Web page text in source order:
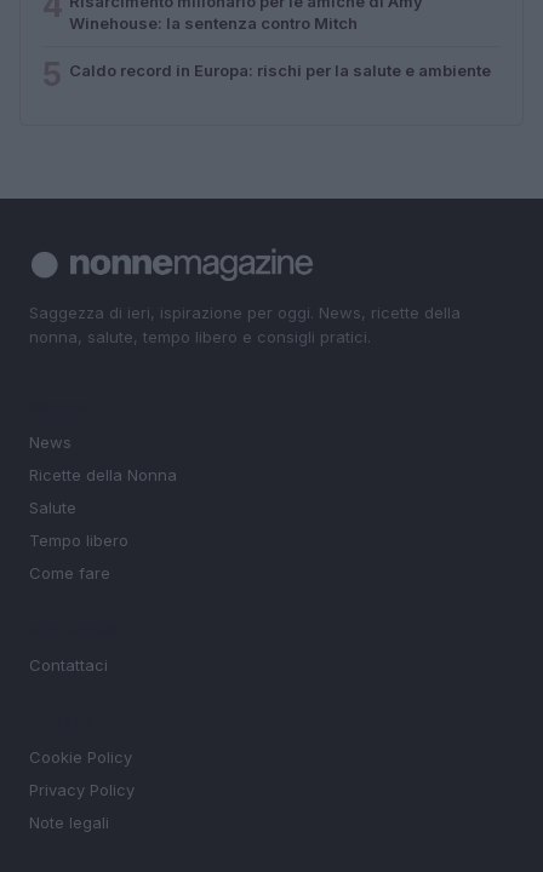
Winehouse: la sentenza contro Mitch
Caldo record in Europa: rischi per la salute e ambiente
Saggezza di ieri, ispirazione per oggi. News, ricette della
nonna, salute, tempo libero e consigli pratici.
News
Ricette della Nonna
Salute
Tempo libero
Come fare
Contattaci
Cookie Policy
Privacy Policy
Note legali